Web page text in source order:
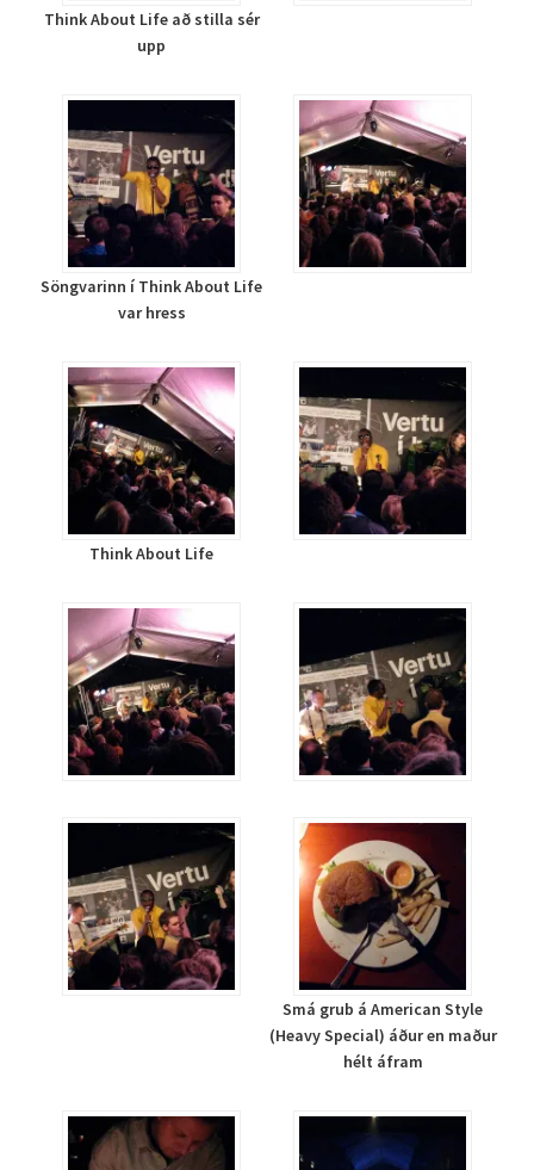
Think About Life að stilla sér
upp
Söngvarinn í Think About Life
var hress
Think About Life
Smá grub á American Style
(Heavy Special) áður en maður
hélt áfram